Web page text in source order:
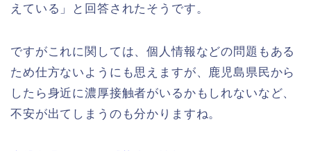
えている」と回答されたそうです。
ですがこれに関しては、個人情報などの問題もある
ため仕方ないようにも思えますが、鹿児島県民から
したら身近に濃厚接触者がいるかもしれないなど、
不安が出てしまうのも分かりますね。